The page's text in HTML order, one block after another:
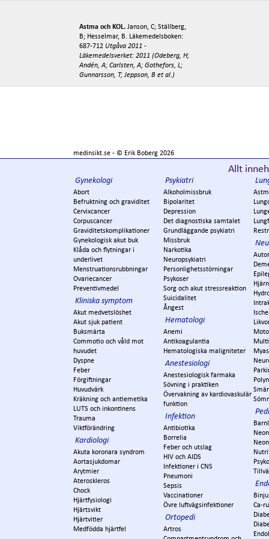
Astma och KOL. Janson, C; Ställberg,
B; Hesselmar, B. Läkemedelsboken:
687-712 Utgåva 2011 -
Läkemedelsverket: 2011 (Odeberg, H;
Andén, A; Carlsten, A; Gothefors, L;
Gunnarsson, T; Jeppson, B et al.)
medinsikt.se - © Erik Boberg 2026
Allt
Gynekologi
Abort
Befruktning och graviditet
Cervixcancer
Corpuscancer
Graviditetskomplikationer
Gynekologisk akut buk
Klåda och flytningar i
underlivet
Menstruationsrubbningar
Ovariecancer
Preventivmedel
Kliniska symptom
Akut medvetslöshet
Akut sjuk patient
Buksmärta
Commotio och våld mot
huvudet
Dyspne
Feber
Förgiftningar
Huvudvärk
Kräkning och antiemetika
LUTS och inkontinens
Trauma
Viktförändring
Kardiologi
Akuta koronara syndrom
Aortasjukdomar
Arytmier
Ateroskleros
Chock
Hjärtfysiologi
Hjärtsvikt
Hjärtvitier
Medfödda hjärtfel
Psykiatri
Alkoholmissbruk
Bipolaritet
Depression
Det diagnostiska samtalet
Grundläggande psykiatri
Missbruk
Narkotika
Neuropsykiatri
Personlighetsstörningar
Psykoser
Sorg och akut stressreaktion
Suicidalitet
Ångest
Hematologi
Anemi
Antikoagulantia
Hematologiska maligniteter
Anestesiologi
Anestesiologisk farmaka
Sövning i praktiken
Övervakning av kardiovaskulär
funktion
Infektion
Antibiotika
Borrelia
Feber och utslag
HIV och AIDS
Infektioner i CNS
Pneumoni
Sepsis
Vaccinationer
Övre luftvägsinfektioner
Ortopedi
Artros
Ca-